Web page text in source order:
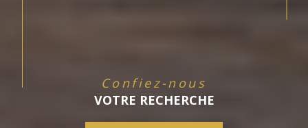
Confiez-nous
VOTRE RECHERCHE